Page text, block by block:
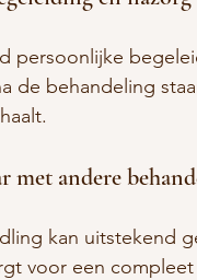
persoonlijke
de behandeling
met andere
kan uitstekend
voor een